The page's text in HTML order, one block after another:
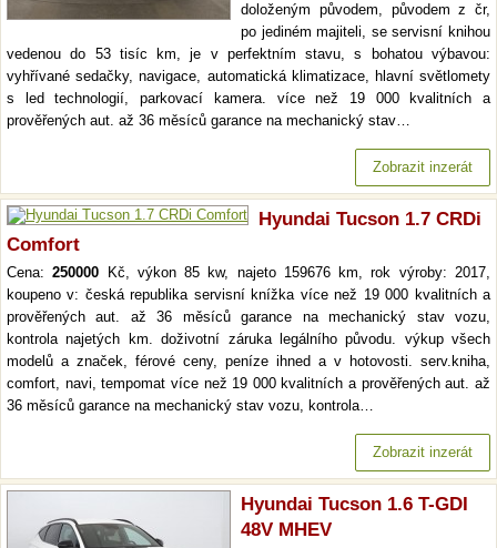
doloženým původem, původem z čr,
po jediném majiteli, se servisní knihou
vedenou do 53 tisíc km, je v perfektním stavu, s bohatou výbavou:
vyhřívané sedačky, navigace, automatická klimatizace, hlavní světlomety
s led technologií, parkovací kamera. více než 19 000 kvalitních a
prověřených aut. až 36 měsíců garance na mechanický stav…
Zobrazit inzerát
Hyundai Tucson 1.7 CRDi
Comfort
Cena:250000 Kč, výkon 85 kw, najeto 159676 km, rok výroby: 2017,
koupeno v: česká republika servisní knížka více než 19 000 kvalitních a
prověřených aut. až 36 měsíců garance na mechanický stav vozu,
kontrola najetých km. doživotní záruka legálního původu. výkup všech
modelů a značek, férové ceny, peníze ihned a v hotovosti. serv.kniha,
comfort, navi, tempomat více než 19 000 kvalitních a prověřených aut. až
36 měsíců garance na mechanický stav vozu, kontrola…
Zobrazit inzerát
Hyundai Tucson 1.6 T-GDI
48V MHEV